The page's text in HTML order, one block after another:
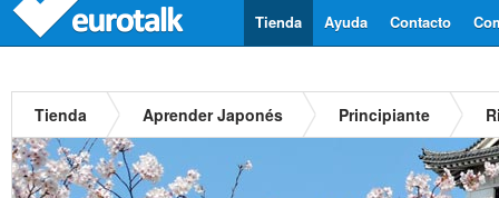
Contacto
Ayuda
Tienda
Tienda Aprender Japonés Principiante